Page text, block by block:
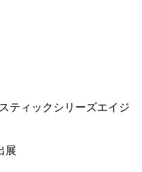
ティックシリーズエイジ
展